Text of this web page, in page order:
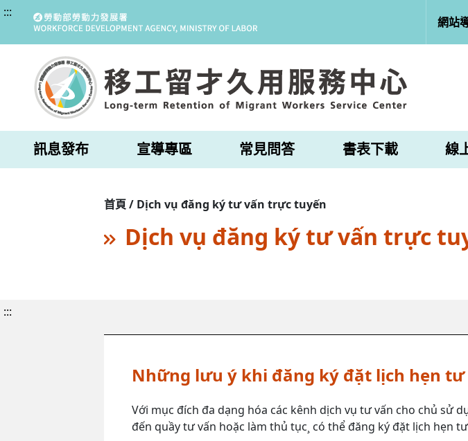
:::
網站
訊息發布 宣導專區 常見問答 書表下載 線
首頁 / Dịch vụ đăng ký tư vấn trực tuyến
Dịch vụ đăng ký tư vấn trực
:::
Những lưu ý khi đăng ký đặt lịch hẹn
Với mục đích đa dạng hóa các kênh dịch vụ tư vấn cho chủ sử
đến quầy tư vấn hoặc làm thủ tục¸ có thể đăng ký đặt lịch hẹn